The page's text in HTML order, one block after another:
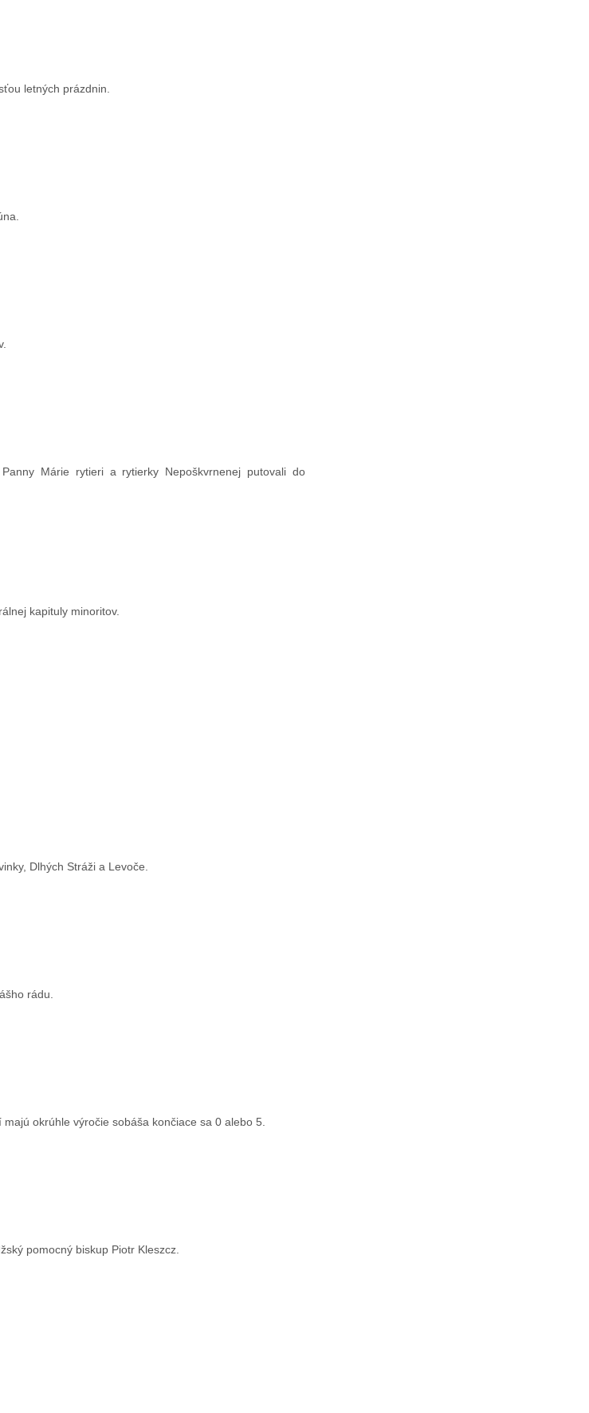
letných prázdnin.
Márie rytieri a rytierky Nepoškvrnenej putovali do
kapituly minoritov.
Dlhých Stráži a Levoče.
rádu.
okrúhle výročie sobáša končiace sa 0 alebo 5.
pomocný biskup Piotr Kleszcz.